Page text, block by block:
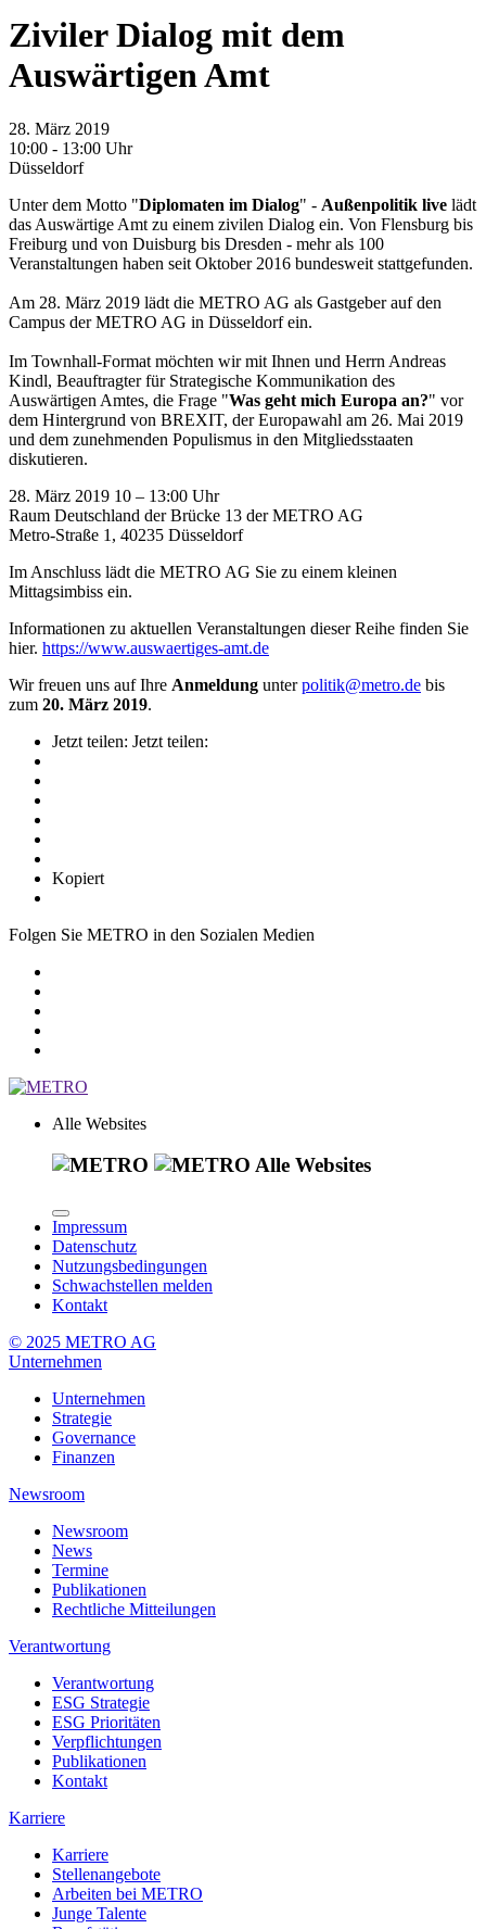
Ziviler Dialog mit dem
Auswärtigen Amt
28. März 2019
10:00 - 13:00 Uhr
Düsseldorf
Unter dem Motto "Diplomaten im Dialog" - Außenpolitik live lädt
das Auswärtige Amt zu einem zivilen Dialog ein. Von Flensburg bis
Freiburg und von Duisburg bis Dresden - mehr als 100
Veranstaltungen haben seit Oktober 2016 bundesweit stattgefunden.
Am 28. März 2019 lädt die METRO AG als Gastgeber auf den
Campus der METRO AG in Düsseldorf ein.
Im Townhall-Format möchten wir mit Ihnen und Herrn Andreas
Kindl, Beauftragter für Strategische Kommunikation des
Auswärtigen Amtes, die Frage "Was geht mich Europa an?" vor
dem Hintergrund von BREXIT, der Europawahl am 26. Mai 2019
und dem zunehmenden Populismus in den Mitgliedsstaaten
diskutieren.
28. März 2019 10 – 13:00 Uhr
Raum Deutschland der Brücke 13 der METRO AG
Metro-Straße 1, 40235 Düsseldorf
Im Anschluss lädt die METRO AG Sie zu einem kleinen
Mittagsimbiss ein.
Informationen zu aktuellen Veranstaltungen dieser Reihe finden Sie
hier. https://www.auswaertiges-amt.de
Wir freuen uns auf Ihre Anmeldung unterpolitik@metro.de bis
zum 20. März 2019.
Jetzt teilen: Jetzt teilen:
Kopiert
Folgen Sie METRO in den Sozialen Medien
Alle Websites
Alle Websites
Impressum
Datenschutz
Nutzungsbedingungen
Schwachstellen melden
Kontakt
© 2025 METRO AG
Unternehmen
Unternehmen
Strategie
Governance
Finanzen
Newsroom
Newsroom
News
Termine
Publikationen
Rechtliche Mitteilungen
Verantwortung
Verantwortung
ESG Strategie
ESG Prioritäten
Verpflichtungen
Publikationen
Kontakt
Karriere
Karriere
Stellenangebote
Arbeiten bei METRO
Junge Talente